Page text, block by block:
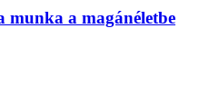
a magánéletbe